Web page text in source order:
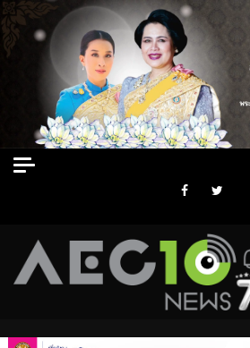
Skip
to
Facebook
Twitter